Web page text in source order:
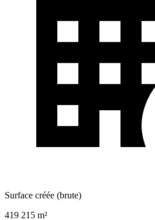
Surface créée (brute)
419 215 m²